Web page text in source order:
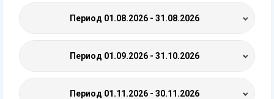
Период 01.08.2026 - 31.08.2026
Период 01.09.2026 - 31.10.2026
Период 01.11.2026 - 30.11.2026